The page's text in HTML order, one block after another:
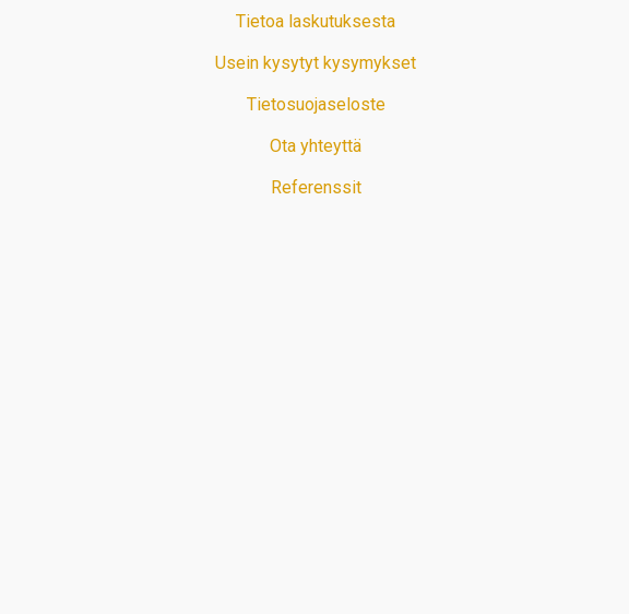
Tietoa laskutuksesta
Usein kysytyt kysymykset
Tietosuojaseloste
Ota yhteyttä
Referenssit